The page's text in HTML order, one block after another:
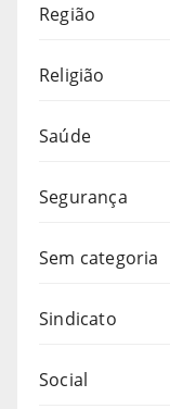
Região
Religião
Saúde
Segurança
Sem categoria
Sindicato
Social